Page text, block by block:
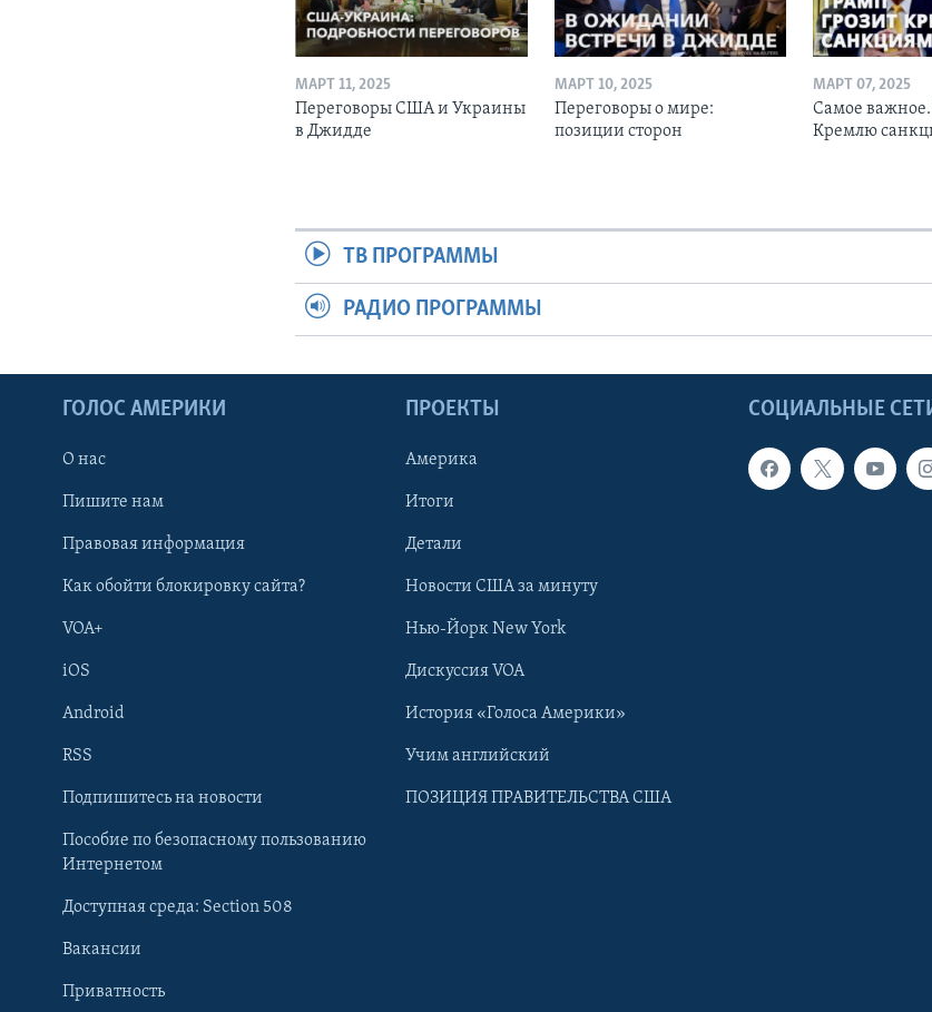
Learning English
Языки
МАРТ 11, 2025
Переговоры США и Украины
в Джидде
МАРТ 10, 2025
Переговоры о мире:
позиции сторон
МАРТ 07, 2025
Самое
Кремлю
ТВ ПРОГРАММЫ
РАДИО ПРОГРАММЫ
СОЦИАЛЬНЫЕ
ГОЛОС АМЕРИКИ
О нас
Пишите нам
Правовая информация
Как обойти блокировку сайта?
VOA+
iOS
Android
RSS
Подпишитесь на новости
Пособие по безопасному пользованию
Интернетом
Доступная среда: Section 508
Вакансии
Приватность
ПРОЕКТЫ
Америка
Итоги
Детали
Новости США за минуту
Нью-Йорк New York
Дискуссия VOA
История «Голоса Америки»
Учим английский
ПОЗИЦИЯ ПРАВИТЕЛЬСТВА США